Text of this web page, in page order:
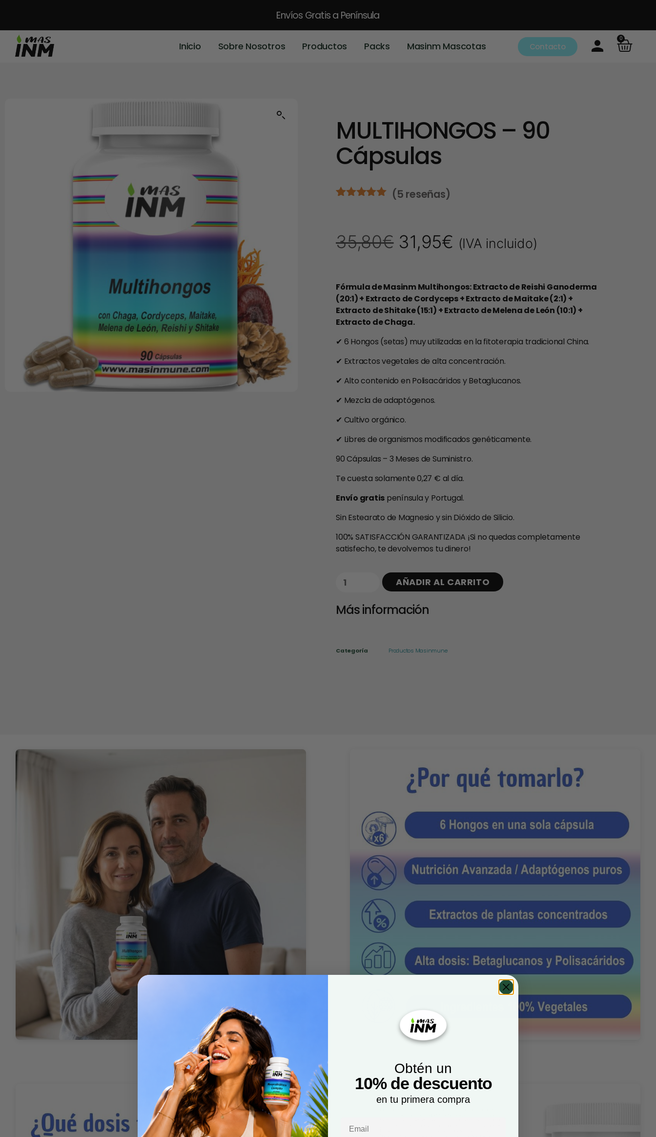
Envíos Gratisa Península
Inicio Sobre Nosotros Productos Packs Masinm Mascotas Contacto
0
MULTIHONGOS – 90
Cápsulas
a
valoracione
s de
(5 reseñas)
35,80€ 31,95€ (IVA incluido)
Fórmula de Masinm Multihongos: Extracto de Reishi Ganoderma
(20:1) + Extracto de Cordyceps + Extracto de Maitake (2:1) +
Extracto de Shitake (15:1) + Extracto de Melena de León (10:1) +
Extracto de Chaga.
✔ 6 Hongos (setas) muy utilizadas en la fitoterapia tradicional China.
✔ Extractos vegetales de alta concentración.
✔ Alto contenido en Polisacáridos y Betaglucanos.
✔ Mezcla de adaptógenos.
✔ Cultivo orgánico.
✔ Libres de organismos modificados genéticamente.
90 Cápsulas – 3 Meses de Suministro.
Te cuesta solamente 0,27 € al día.
Envío gratis península y Portugal.
Sin Estearato de Magnesio y sin Dióxido de Silicio.
100% SATISFACCIÓN GARANTIZADA ¡Si no quedas completamente
satisfecho, te devolvemos tu dinero!
AÑADIR AL CARRITO
Más información
Categoría Productos Masinmune
Obtén un
10% de descuento
en tu primera compra